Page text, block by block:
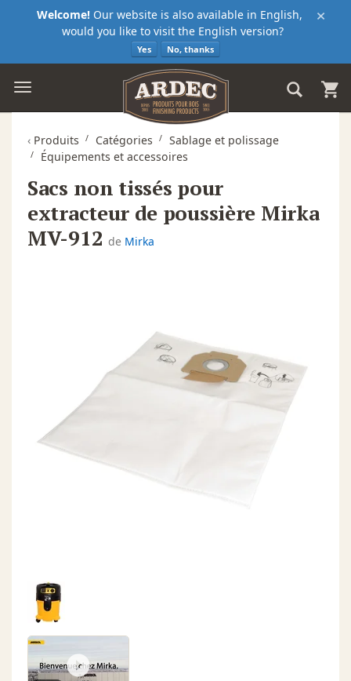
×
Welcome! Our website is also available in English,
would you like to visit the English version?
Yes No, thanks
‹ Produits Catégories
Sablage et polissage
Équipements et accessoires
Sacs non tissés pour
extracteur de poussière Mirka
MV-912 de Mirka